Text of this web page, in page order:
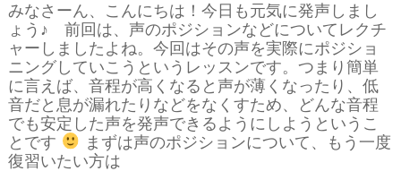
みなさーん、こんにちは！今日も元気に発声しまし
ょう♪ 前回は、声のポジションなどについてレクチ
ャーしましたよね。今回はその声を実際にポジショ
ニングしていこうというレッスンです。つまり簡単
に言えば、音程が高くなると声が薄くなったり、低
音だと息が漏れたりなどをなくすため、どんな音程
でも安定した声を発声できるようにしようというこ
とです
まずは声のポジションについて、もう一度
復習いたい方は